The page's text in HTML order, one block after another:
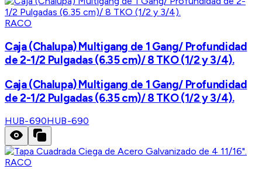
RACO
Caja (Chalupa) Multigang de 1 Gang/ Profundidad
de 2-1/2 Pulgadas (6.35 cm)/ 8 TKO (1/2 y 3/4).
Caja (Chalupa) Multigang de 1 Gang/ Profundidad
de 2-1/2 Pulgadas (6.35 cm)/ 8 TKO (1/2 y 3/4).
HUB-690HUB-690
RACO